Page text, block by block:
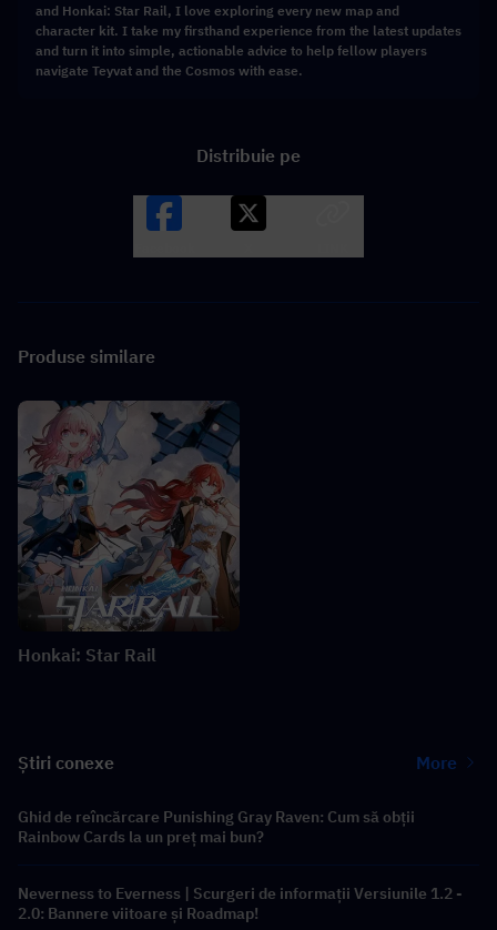
and Honkai: Star Rail, I love exploring every new map and
character kit. I take my firsthand experience from the latest updates
and turn it into simple, actionable advice to help fellow players
navigate Teyvat and the Cosmos with ease.
Distribuie pe
Produse similare
Honkai: Star Rail
Știri conexe More
Ghid de reîncărcare Punishing Gray Raven: Cum să obții
Rainbow Cards la un preț mai bun?
Neverness to Everness | Scurgeri de informații Versiunile 1.2 -
2.0: Bannere viitoare și Roadmap!